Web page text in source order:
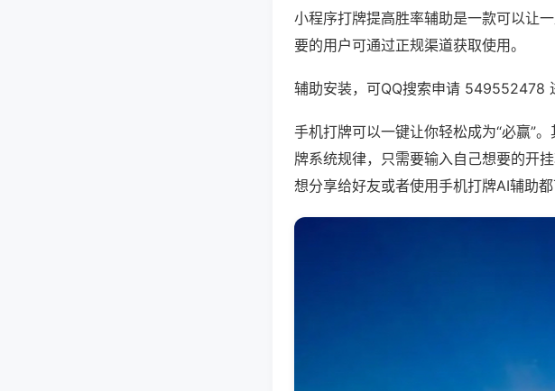
小程序打牌提高胜率辅助是一款可以让
要的用户可通过正规渠道获取使用。
辅助安装，可QQ搜索申请 549552478
手机打牌可以一键让你轻松成为“必赢”
牌系统规律，只需要输入自己想要的开
想分享给好友或者使用手机打牌AI辅助都